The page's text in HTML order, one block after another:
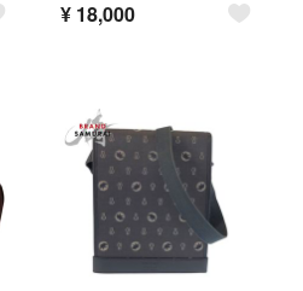
¥ 18,000